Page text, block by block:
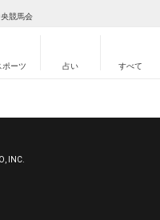
競馬会
ポーツ 占い すべて
INC.